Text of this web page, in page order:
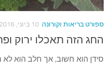
עצות סבתא
נווה הבלוגים
ספורט בריאות וקורונה 10 ביוני, 2016
החג הזה תאכלו ירוק
סידן הוא חשוב, אך חלב הוא לא